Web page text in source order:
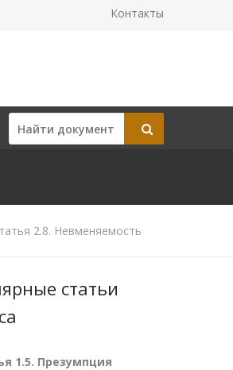
Контакты
2.8. Невменяемость
статьи
1.5. Презумпция